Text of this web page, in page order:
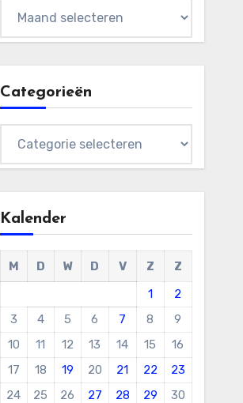
Categorieën
Kalender
M D W D V Z
Z
1
2
3
4 5 6 7 8
9
10
11 12 13 14 15
16
17
18 19 20 21 22
23
24
25 26 27 28 29 30